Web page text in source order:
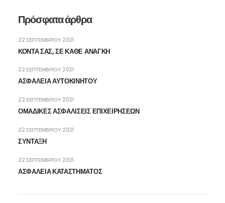
Πρόσφατα άρθρα
ΚΟΝΤΑ ΣΑΣ, ΣΕ ΚΑΘΕ ΑΝΑΓΚΗ
22 ΣΕΠΤΕΜΒΡΊΟΥ 2021
ΑΣΦΑΛΕΙΑ ΑΥΤΟΚΙΝΗΤΟΥ
22 ΣΕΠΤΕΜΒΡΊΟΥ 2021
ΟΜΑΔΙΚΕΣ ΑΣΦΑΛΙΣΕΙΣ ΕΠΙΧΕΙΡΗΣΕΩΝ
22 ΣΕΠΤΕΜΒΡΊΟΥ 2021
ΣΥΝΤΑΞΗ
22 ΣΕΠΤΕΜΒΡΊΟΥ 2021
ΑΣΦΑΛΕΙΑ ΚΑΤΑΣΤΗΜΑΤΟΣ
22 ΣΕΠΤΕΜΒΡΊΟΥ 2021